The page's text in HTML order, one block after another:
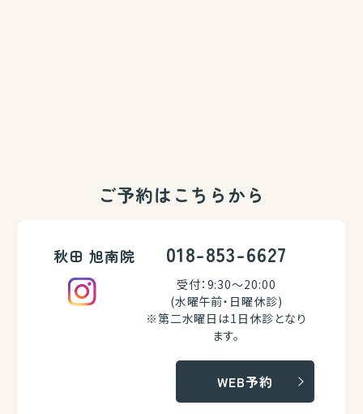
ご予約はこちらから
秋田 旭南院 018-853-6627
受付：9:30～20:00
(水曜午前・日曜休診)
※第二水曜日は1日休診となり
ます。
WEB予約